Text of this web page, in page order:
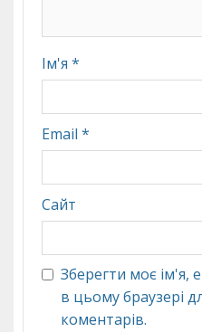
Ім'я *
Email *
Сайт
Зберегти моє ім'я,
в цьому браузері
коментарів.